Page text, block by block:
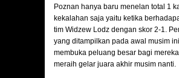
Poznan hanya baru menelan total 1
kekalahan saja yaitu ketika
tim Widzew Lodz dengan skor 2-1.
yang ditampilkan pada awal musim
membuka peluang besar bagi
meraih gelar juara akhir musim nanti.